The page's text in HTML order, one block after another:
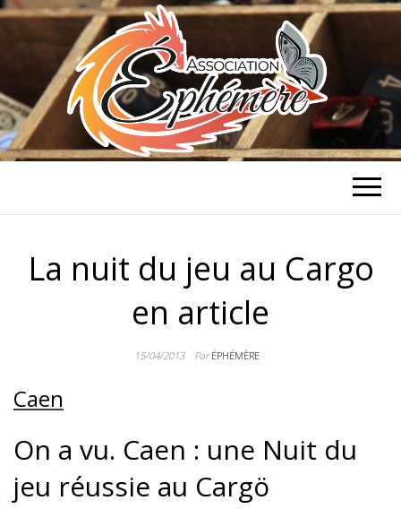
ASSOCIATION
ÉPHÉMÈRE
La nuit du jeu au Cargo
en article
15/04/2013 ParÉPHÉMÈRE
Caen
On a vu. Caen : une Nuit du
jeu réussie au Cargö